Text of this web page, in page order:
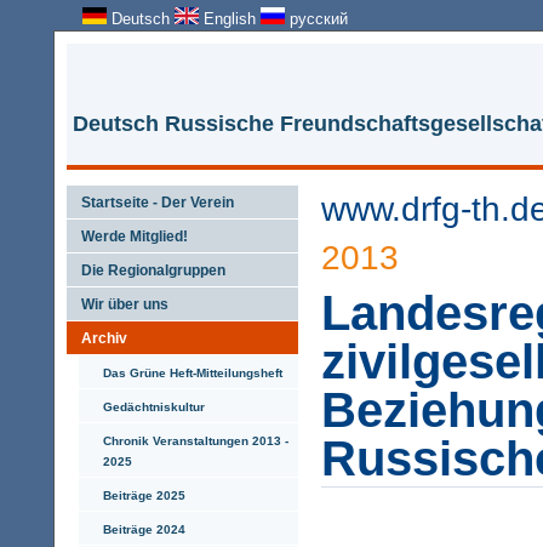
Deutsch English русский
Deutsch Russische
Startseite - Der Verein
Werde Mitglied!
Die Regionalgruppen
Wir über uns
Archiv
Das Grüne Heft-Mitteilungsheft
Gedächtniskultur
Chronik Veranstaltungen 2013 -
2025
Beiträge 2025
Beiträge 2024
www.drfg-
2013